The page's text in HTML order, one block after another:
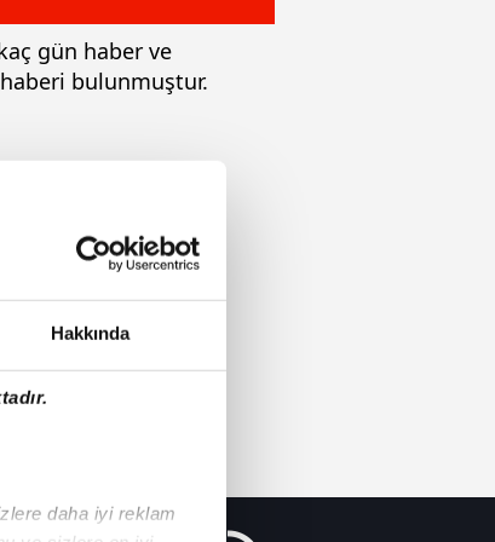
Hakkında
daha iyi reklam
gün haber ve
bulunmuştur.